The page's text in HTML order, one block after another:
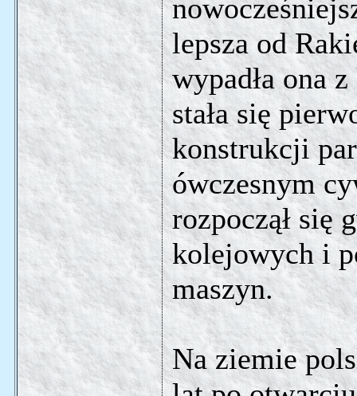
lepsza od
wypadła ona
stała się
konstrukcji
ówczesnym
rozpoczął się
kolejowych i
maszyn.
Na ziemie